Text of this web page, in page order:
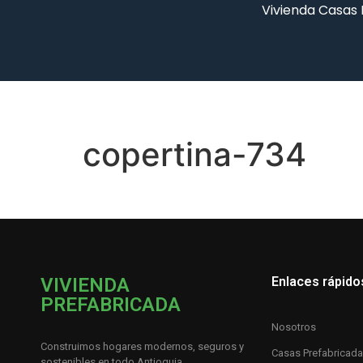
Vivienda
copertina-734
VIVIENDA
PREFABRICADA
Construimos hogares modernos, seguros y
Enlaces
Nosotros
Casas